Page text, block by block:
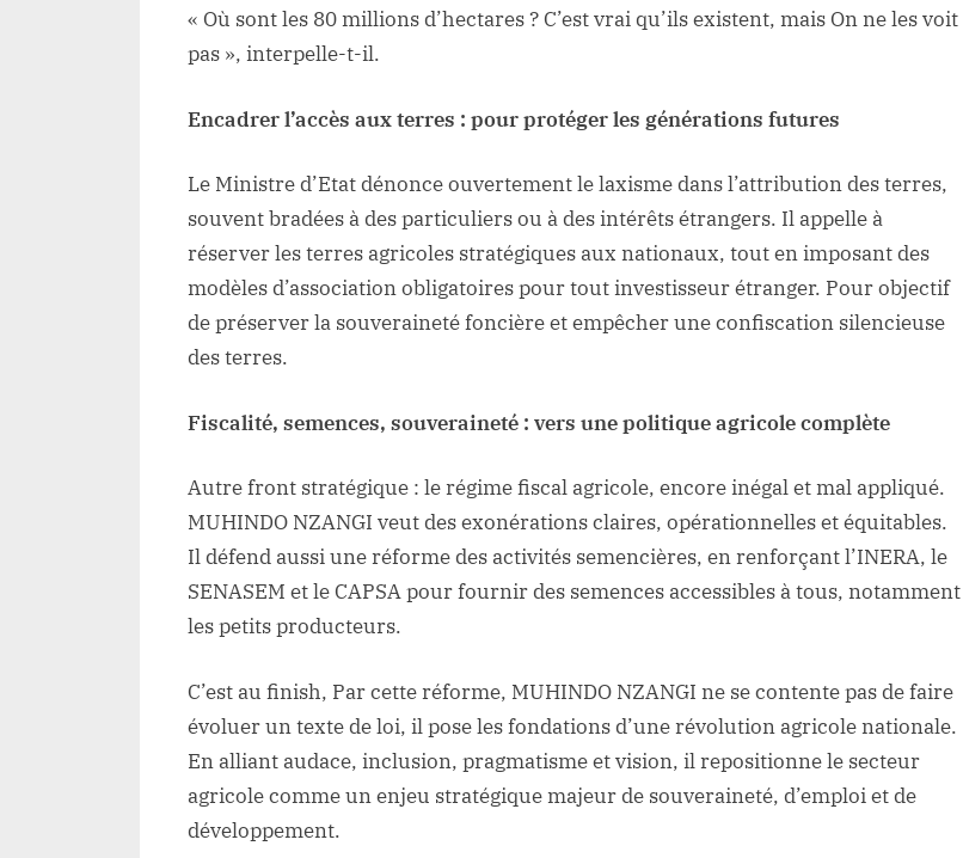
« Où sont les 80 millions d’hectares ? C’est vrai qu’ils existent, mais On ne les voit
pas », interpelle-t-il.
Encadrer l’accès aux terres : pour protéger les générations futures
Le Ministre d’Etat dénonce ouvertement le laxisme dans l’attribution des terres,
souvent bradées à des particuliers ou à des intérêts étrangers. Il appelle à
réserver les terres agricoles stratégiques aux nationaux, tout en imposant des
modèles d’association obligatoires pour tout investisseur étranger. Pour objectif
de préserver la souveraineté foncière et empêcher une confiscation silencieuse
des terres.
Fiscalité, semences, souveraineté : vers une politique agricole complète
Autre front stratégique : le régime fiscal agricole, encore inégal et mal appliqué.
MUHINDO NZANGI veut des exonérations claires, opérationnelles et équitables.
Il défend aussi une réforme des activités semencières, en renforçant l’INERA, le
SENASEM et le CAPSA pour fournir des semences accessibles à tous, notamment
les petits producteurs.
C’est au finish, Par cette réforme, MUHINDO NZANGI ne se contente pas de faire
évoluer un texte de loi, il pose les fondations d’une révolution agricole nationale.
En alliant audace, inclusion, pragmatisme et vision, il repositionne le secteur
agricole comme un enjeu stratégique majeur de souveraineté, d’emploi et de
développement.